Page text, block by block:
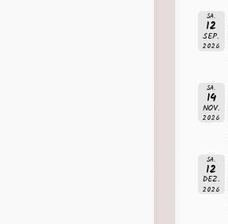
SA.
12
SEP.
2026
SA.
14
NOV.
2026
SA.
12
DEZ.
2026